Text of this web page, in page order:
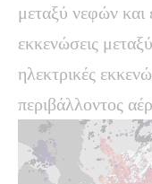
μεταξύ νεφών και
εκκενώσεις
ηλεκτρικές
περιβάλλοντος